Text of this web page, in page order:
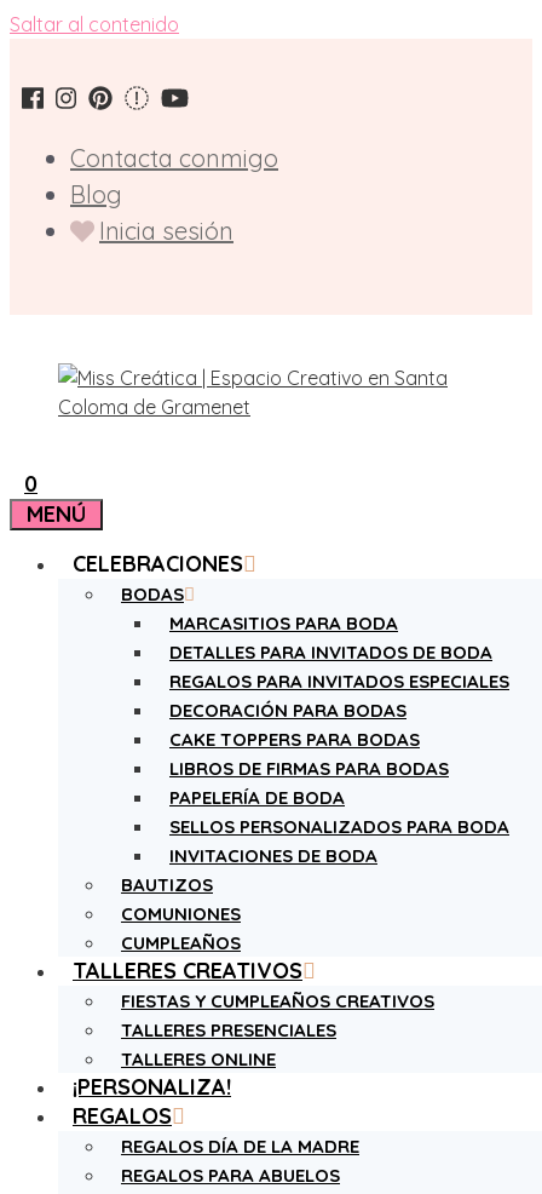
Saltar al contenido
Contacta conmigo
Blog
Inicia sesión
0
MENÚ
CELEBRACIONES
BODAS
MARCASITIOS PARA BODA
DETALLES PARA INVITADOS DE BODA
REGALOS PARA INVITADOS ESPECIALES
DECORACIÓN PARA BODAS
CAKE TOPPERS PARA BODAS
LIBROS DE FIRMAS PARA BODAS
PAPELERÍA DE BODA
SELLOS PERSONALIZADOS PARA BODA
INVITACIONES DE BODA
BAUTIZOS
COMUNIONES
CUMPLEAÑOS
TALLERES CREATIVOS
FIESTAS Y CUMPLEAÑOS CREATIVOS
TALLERES PRESENCIALES
TALLERES ONLINE
¡PERSONALIZA!
REGALOS
REGALOS DÍA DE LA MADRE
REGALOS PARA ABUELOS